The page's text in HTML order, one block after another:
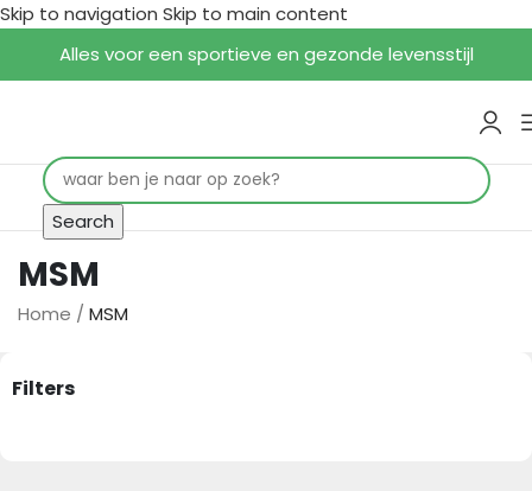
Skip to navigation Skip to main content
Alles voor een sportieve en gezonde levensstijl
Search
MSM
Home / MSM
Filters